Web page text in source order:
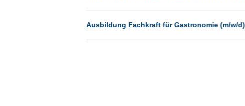
Ausbildung Fachkraft für Gastronomie (m/w/d)